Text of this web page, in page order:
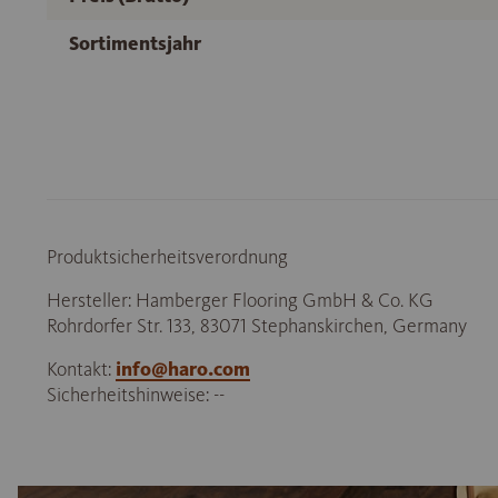
Sortimentsjahr
Produktsicherheitsverordnung
Hersteller: Hamberger Flooring GmbH & Co. KG
Rohrdorfer Str. 133, 83071 Stephanskirchen, Germany
Kontakt: info@haro.com
Sicherheitshinweise: --